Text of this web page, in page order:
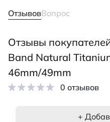
ОтзывовВопрос
Отзывы
Band Natural
46mm/49mm
0 отзывов
+